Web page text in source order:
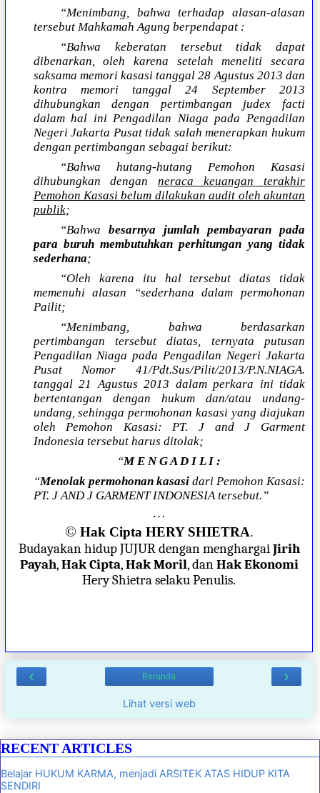
“Menimbang, bahwa terhadap alasan-alasan
tersebut Mahkamah Agung berpendapat :
“Bahwa keberatan tersebut tidak dapat
dibenarkan, oleh karena setelah meneliti secara
saksama memori kasasi tanggal 28 Agustus 2013 dan
kontra memori tanggal 24 September 2013
dihubungkan dengan pertimbangan judex facti
dalam hal ini Pengadilan Niaga pada Pengadilan
Negeri Jakarta Pusat tidak salah menerapkan hukum
dengan pertimbangan sebagai berikut:
“Bahwa hutang-hutang Pemohon Kasasi
dihubungkan denganneraca keuangan terakhir
Pemohon Kasasi belum dilakukan audit oleh akuntan
publik;
“Bahwabesarnya jumlah pembayaran pada
para buruh membutuhkan perhitungan yang tidak
sederhana;
“Oleh karena itu hal tersebut diatas tidak
memenuhi alasan “sederhana dalam permohonan
Pailit;
“Menimbang, bahwa berdasarkan
pertimbangan tersebut diatas, ternyata putusan
Pengadilan Niaga pada Pengadilan Negeri Jakarta
Pusat Nomor 41/Pdt.Sus/Pilit/2013/P.N.NIAGA.
tanggal 21 Agustus 2013 dalam perkara ini tidak
bertentangan dengan hukum dan/atau undang-
undang, sehingga permohonan kasasi yang diajukan
oleh Pemohon Kasasi: PT. J and J Garment
Indonesia tersebut harus ditolak;
“M E N G A D I L I :
“Menolak permohonan kasasidari Pemohon Kasasi:
PT. J AND J GARMENT INDONESIA tersebut.”
…
© Hak Cipta HERY SHIETRA.
Budayakan hidup JUJUR dengan menghargaiJirih
Payah,Hak Cipta,Hak Moril, danHak Ekonomi
Hery Shietra selaku Penulis.
‹ ›
Beranda
Lihat versi web
RECENT ARTICLES
Belajar HUKUM KARMA, menjadi ARSITEK ATAS HIDUP KITA
SENDIRI